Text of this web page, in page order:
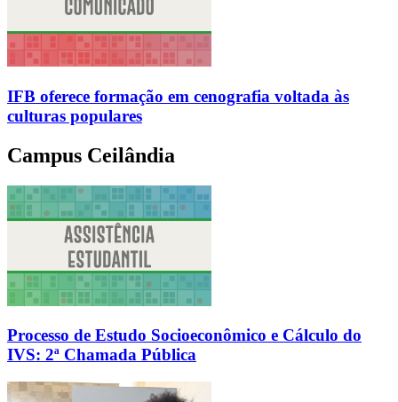
IFB oferece formação em cenografia voltada às
culturas populares
Campus Ceilândia
Processo de Estudo Socioeconômico e Cálculo do
IVS: 2ª Chamada Pública